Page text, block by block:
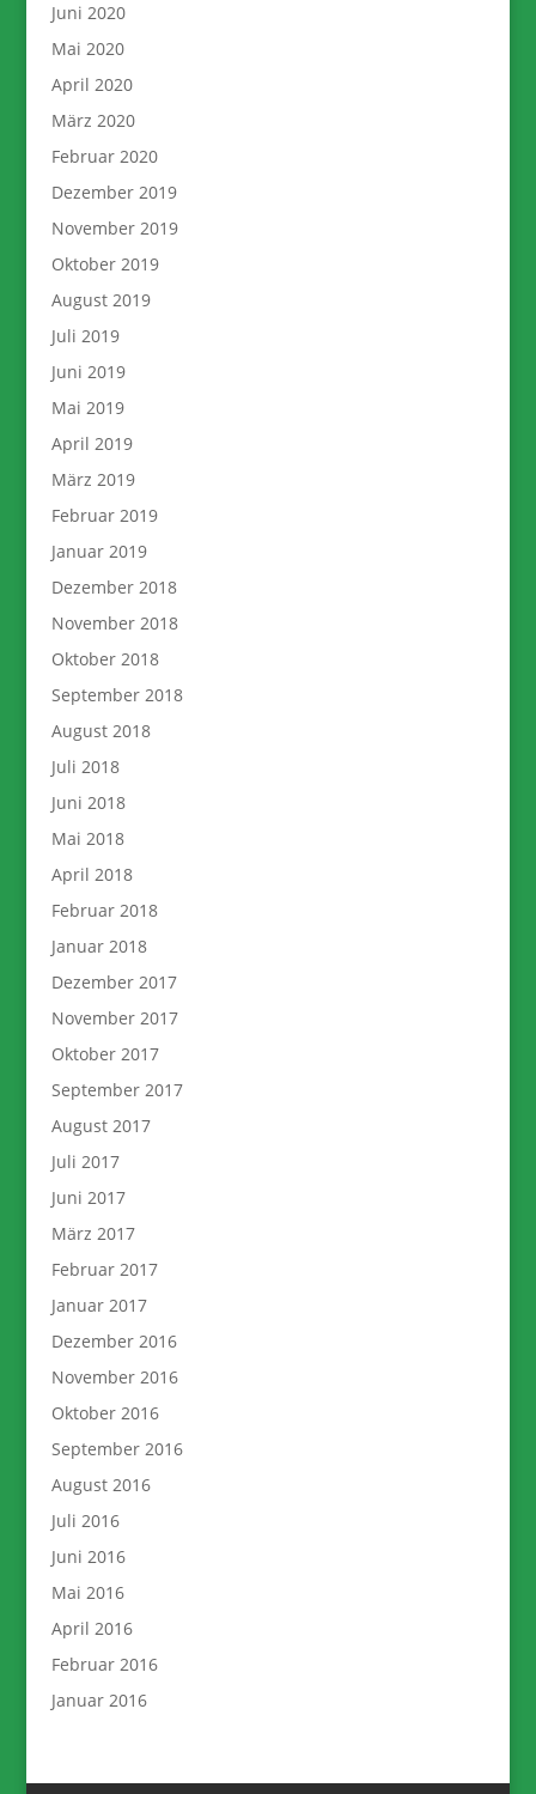
Juni 2020
Mai 2020
April 2020
März 2020
Februar 2020
Dezember 2019
November 2019
Oktober 2019
August 2019
Juli 2019
Juni 2019
Mai 2019
April 2019
März 2019
Februar 2019
Januar 2019
Dezember 2018
November 2018
Oktober 2018
September 2018
August 2018
Juli 2018
Juni 2018
Mai 2018
April 2018
Februar 2018
Januar 2018
Dezember 2017
November 2017
Oktober 2017
September 2017
August 2017
Juli 2017
Juni 2017
März 2017
Februar 2017
Januar 2017
Dezember 2016
November 2016
Oktober 2016
September 2016
August 2016
Juli 2016
Juni 2016
Mai 2016
April 2016
Februar 2016
Januar 2016